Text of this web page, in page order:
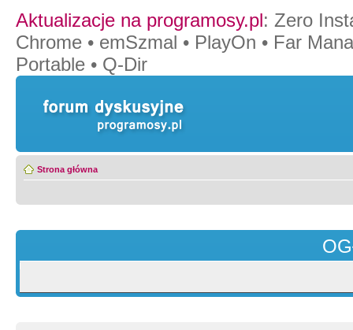
Aktualizacje na programosy.pl: Zero
Chrome • emSzmal • PlayOn • Far
Portable • Q-Dir
Strona główna